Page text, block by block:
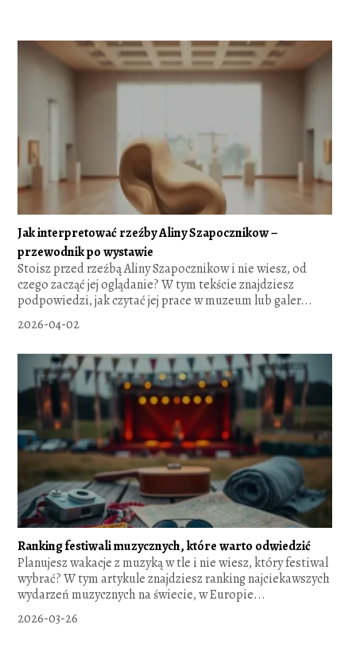
Jak interpretować rzeźby Aliny Szapocznikow –
przewodnik po wystawie
Stoisz przed rzeźbą Aliny Szapocznikow i nie wiesz, od
czego zacząć jej oglądanie? W tym tekście znajdziesz
podpowiedzi, jak czytać jej prace w muzeum lub galer...
2026-04-02
Ranking festiwali muzycznych, które warto odwiedzić
Planujesz wakacje z muzyką w tle i nie wiesz, który festiwal
wybrać? W tym artykule znajdziesz ranking najciekawszych
wydarzeń muzycznych na świecie, w Europie...
2026-03-26